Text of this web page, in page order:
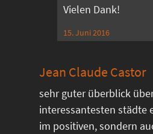
Vielen Dank!
15. Juni 2016
Jean Claude Castor
sehr guter überblick
interessantesten städte
im positiven, sondern